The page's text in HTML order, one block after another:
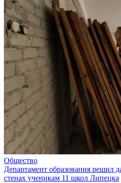
Общество
Департамент образования решил
стенах ученикам 11 школ Липецка